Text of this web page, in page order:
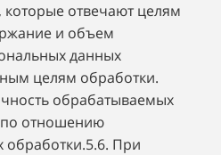
отвечают целям
и объем
данных
целям обработки.
обрабатываемых
отношению
обработки.5.6. При